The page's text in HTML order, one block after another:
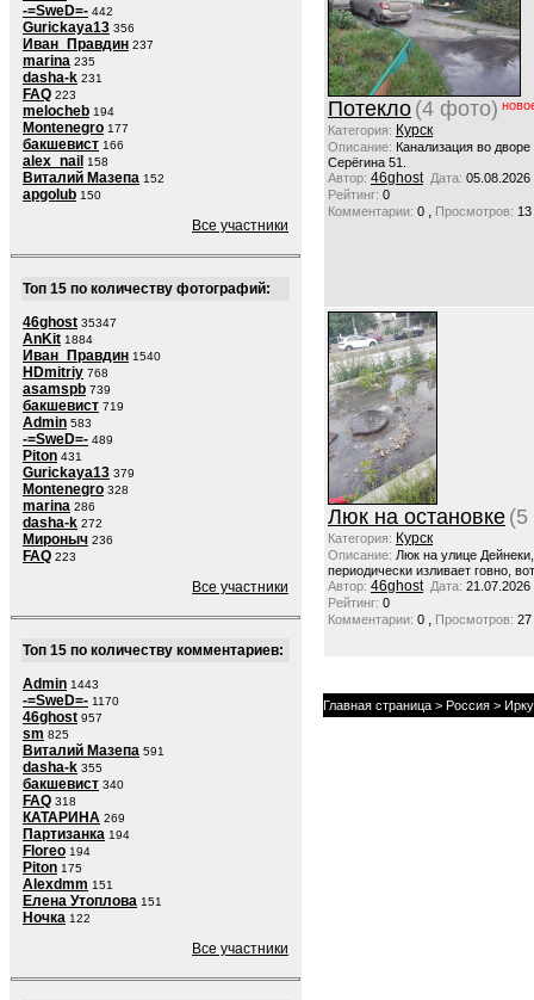
-=SweD=- 442
Gurickaya13 356
Иван_Правдин 237
marina 235
dasha-k 231
FAQ 223
melocheb 194
Montenegro 177
бакшевист 166
alex_nail 158
Виталий Мазепа 152
apgolub 150
Все участники
Топ 15 по количеству фотографий:
46ghost 35347
AnKit 1884
Иван_Правдин 1540
HDmitriy 768
asamspb 739
бакшевист 719
Admin 583
-=SweD=- 489
Piton 431
Gurickaya13 379
Montenegro 328
marina 286
dasha-k 272
Мироныч 236
FAQ 223
Все участники
Топ 15 по количеству комментариев:
Admin 1443
-=SweD=- 1170
46ghost 957
sm 825
Виталий Мазепа 591
dasha-k 355
бакшевист 340
FAQ 318
КАТАРИНА 269
Партизанка 194
Floreo 194
Piton 175
Alexdmm 151
Елена Утоплова 151
Ночка 122
Все участники
Потекло (4 фото)
Категория: Курск
Описание: Канализация во
Серёгина 51.
Автор: 46ghost Дата: 05.08.2026
Рейтинг: 0
Комментарии: 0 , Просмотров: 13
Люк на остановке (5
Категория: Курск
Описание: Люк на улице
периодически изливает говно,
Автор: 46ghost Дата: 21.07.2026
Рейтинг: 0
Комментарии: 0 , Просмотров: 27
Главная страница > Россия >